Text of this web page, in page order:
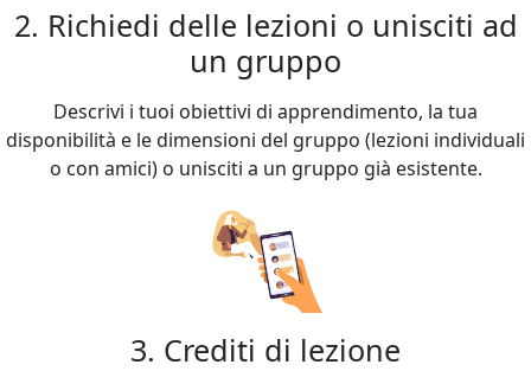
2. Richiedi delle lezioni o unisciti ad
un gruppo
Descrivi i tuoi obiettivi di apprendimento, la tua
disponibilità e le dimensioni del gruppo (lezioni individuali
o con amici) o unisciti a un gruppo già esistente.
3. Crediti di lezione